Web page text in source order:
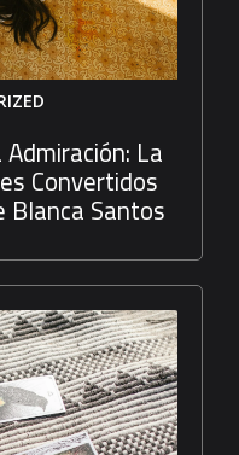
La
Convertidos
Santos